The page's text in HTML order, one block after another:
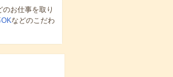
のお仕事を取り
などのこだわ